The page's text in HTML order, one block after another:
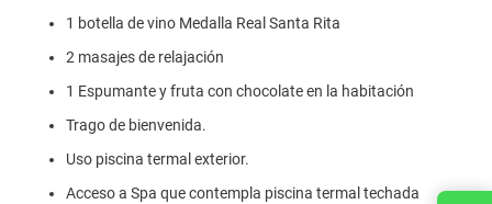
1 botella de vino Medalla Real Santa Rita
2 masajes de relajación
1 Espumante y fruta con chocolate en la habitación
Trago de bienvenida.
Uso piscina termal exterior.
Acceso a Spa que contempla piscina termal techada